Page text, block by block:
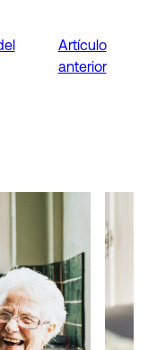
Artículo
anterior